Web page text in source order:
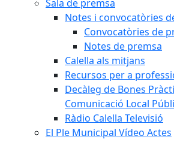
Sala de premsa
Notes i convocatòries
Convocatòries de
Notes de premsa
Calella als mitjans
Recursos per a
Decàleg de Bones
Comunicació Local
Ràdio Calella Televisió
El Ple Municipal Vídeo Actes